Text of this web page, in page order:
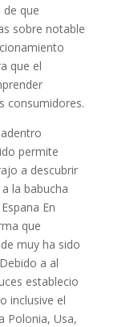
de que
sobre notable
que el
consumidores.
permite
a descubrir
la babucha
En
que
muy ha sido
Debido a al
establecio
inclusive el
Polonia, Usa,